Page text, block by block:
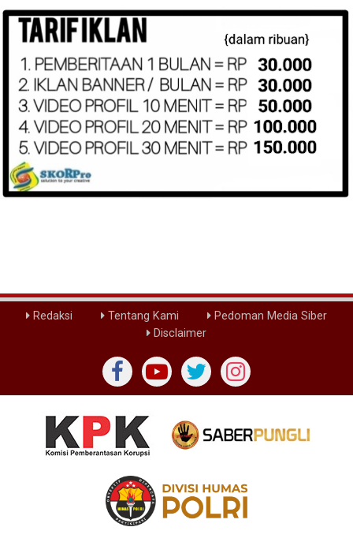
Redaksi Tentang Kami
Pedoman Media Siber
Disclaimer